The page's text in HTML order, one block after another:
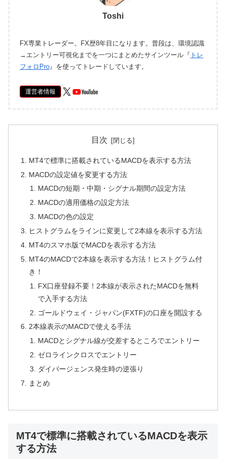
Toshi
FX専業トレーダー。FX歴8年目になります。普段は、環境認識
→エントリー可視化までを一つにまとめたサインツール『 トレ
フォロPro』を使ってトレードしています。
運営者情報
目次
MT4で標準に搭載されているMACDを表示する方法
MACDの設定値を変更する方法
MACDの短期・中期・シグナル期間の設定方法
MACDの適用価格の設定方法
MACDの色の設定
ヒストグラムをラインに変更して2本線を表示する方法
MT4のスマホ版でMACDを表示する方法
MT4のMACDで2本線を表示する方法！ヒストグラム付
き！
FX口座登録不要！2本線が表示されたMACDを無料
で入手する方法
ゴールドウェイ・ジャパン(FXTF)の口座を開設する
2本線表示のMACDで使える手法
MACDとシグナル線が交差するところでエントリー
ゼロラインクロスでエントリー
ダイバージェンス発生時の逆張り
まとめ
MT4で標準に搭載されているMACDを表示
する方法